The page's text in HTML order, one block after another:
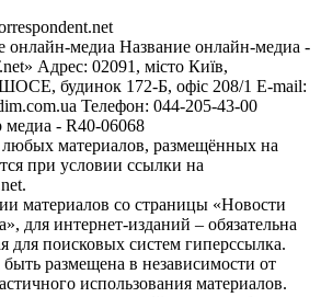
онлайн-медиа Название онлайн-медиа -
Адрес: 02091, місто Київ,
будинок 172-Б, офіс 208/1 E-mail:
Телефон: 044-205-43-00
- R40-06068
материалов, размещённых на
при условии ссылки на
материалов со страницы «Новости
для интернет-изданий – обязательна
для поисковых систем гиперссылка.
размещена в независимости от
использования материалов.